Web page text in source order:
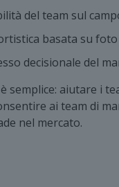
del team sul
basata su
decisionale del
semplice: aiutare i
ai team di
nel mercato.